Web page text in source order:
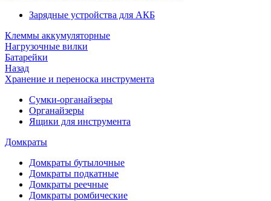
Зарядные устройства для АКБ
Клеммы аккумуляторные
Нагрузочные вилки
Батарейки
Назад
Хранение и переноска инструмента
Сумки-органайзеры
Органайзеры
Ящики для инструмента
Домкраты
Домкраты бутылочные
Домкраты подкатные
Домкраты реечные
Домкраты ромбические